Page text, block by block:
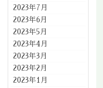
2023年7月
2023年6月
2023年5月
2023年4月
2023年3月
2023年2月
2023年1月